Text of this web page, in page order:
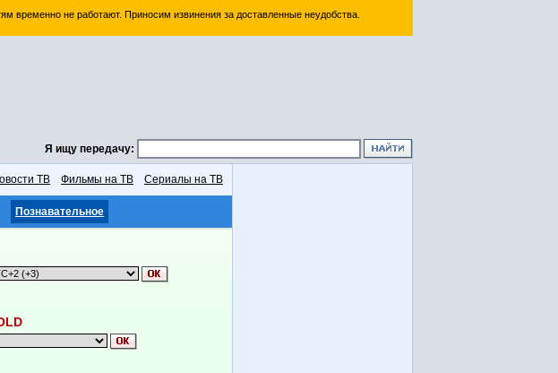
временно не работают. Приносим извинения за доставленные неудобства.
Я ищу передачу:
ТВ Фильмы на ТВ Сериалы на ТВ
Познавательное